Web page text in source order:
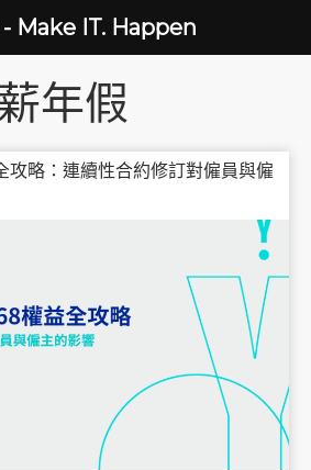
年假
略：連續性合約修訂對僱員與僱
- Make IT. Happen